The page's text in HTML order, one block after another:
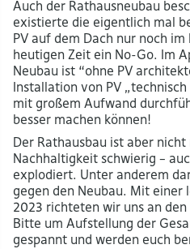
Auch der Rathausneubau
existierte die eigentlich mal
PV auf dem Dach nur noch
heutigen Zeit ein No-Go. Im
Neubau ist “ohne PV
Installation von PV
mit großem Aufwand
besser machen können!
Der Rathausbau ist aber
Nachhaltigkeit schwierig –
explodiert. Unter anderem
gegen den Neubau. Mit einer
2023 richteten wir uns an
Bitte um Aufstellung der
gespannt und werden euch